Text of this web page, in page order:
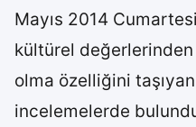
Mayıs 2014
kültürel
olma özelliğini
incelemelerde